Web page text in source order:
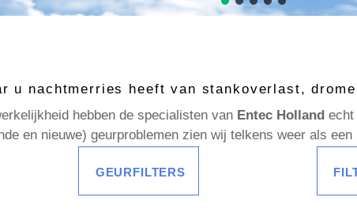
u nachtmerries heeft van stankoverlast,
hebben de specialisten van Entec Hollandecht
en nieuwe) geurproblemen zien wij telkens weer als een
GEURFILTERS